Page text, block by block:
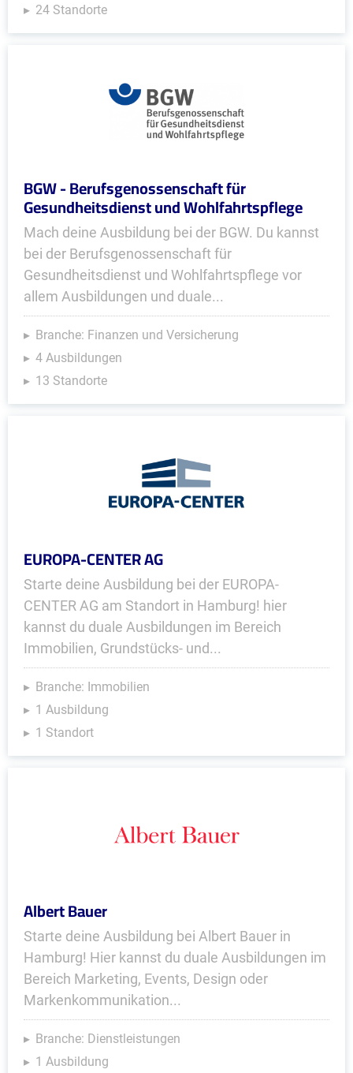
24 Standorte
BGW - Berufsgenossenschaft für
Gesundheitsdienst und Wohlfahrtspflege
Mach deine Ausbildung bei der BGW. Du kannst
bei der Berufsgenossenschaft für
Gesundheitsdienst und Wohlfahrtspflege vor
allem Ausbildungen und duale...
Branche: Finanzen und Versicherung
4 Ausbildungen
13 Standorte
EUROPA-CENTER AG
Starte deine Ausbildung bei der EUROPA-
CENTER AG am Standort in Hamburg! hier
kannst du duale Ausbildungen im Bereich
Immobilien, Grundstücks- und...
Branche: Immobilien
1 Ausbildung
1 Standort
Albert Bauer
Starte deine Ausbildung bei Albert Bauer in
Hamburg! Hier kannst du duale Ausbildungen im
Bereich Marketing, Events, Design oder
Markenkommunikation...
Branche: Dienstleistungen
1 Ausbildung